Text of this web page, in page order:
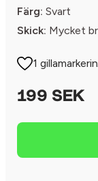
Färg: Svart
Skick: Mycket
1
199 SEK